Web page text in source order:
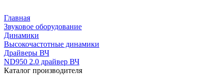
Главная
Звуковое оборудование
Динамики
Высокочастотные динамики
Драйверы ВЧ
ND950 2.0 драйвер ВЧ
Каталог производителя